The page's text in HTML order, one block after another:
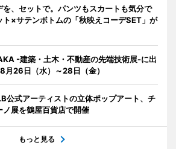
を、セットで。パンツもスカートも気分で
ト×サテンボトムの「秋映えコーデSET」が
-建築・土木・不動産の先端技術展-に出
26日（水）～28日（金）
公式アーティストの立体ポップアート、チ
ノ展を鶴屋百貨店で開催
もっと見る